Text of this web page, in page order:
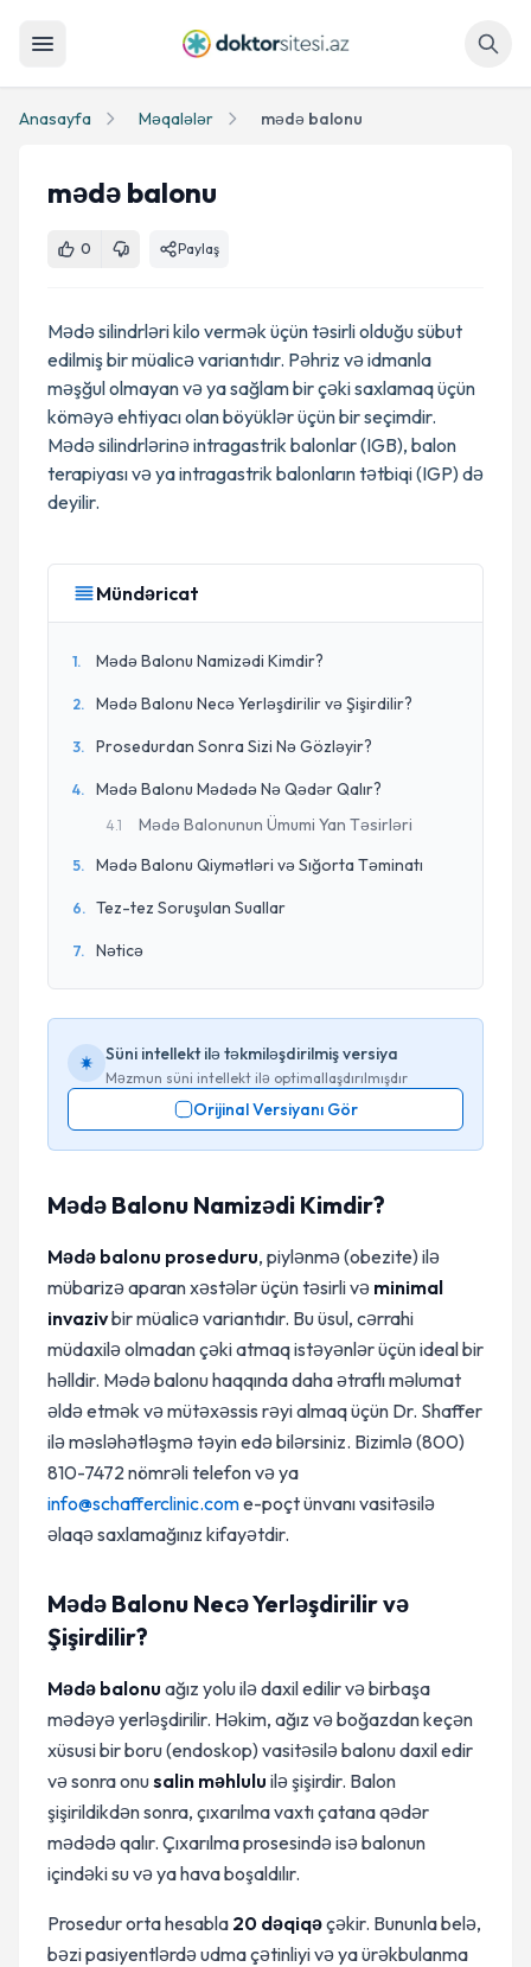
Anasayfa Məqalələr mədə balonu
mədə balonu
0 Paylaş
Mədə silindrləri kilo vermək üçün təsirli olduğu sübut
edilmiş bir müalicə variantıdır. Pəhriz və idmanla
məşğul olmayan və ya sağlam bir çəki saxlamaq üçün
köməyə ehtiyacı olan böyüklər üçün bir seçimdir.
Mədə silindrlərinə intragastrik balonlar (IGB), balon
terapiyası və ya intragastrik balonların tətbiqi (IGP) də
deyilir.
Mündəricat
1. Mədə Balonu Namizədi Kimdir?
2. Mədə Balonu Necə Yerləşdirilir və Şişirdilir?
3. Prosedurdan Sonra Sizi Nə Gözləyir?
4. Mədə Balonu Mədədə Nə Qədər Qalır?
4.1 Mədə Balonunun Ümumi Yan Təsirləri
5. Mədə Balonu Qiymətləri və Sığorta Təminatı
6. Tez-tez Soruşulan Suallar
7. Nəticə
Süni intellekt ilə təkmiləşdirilmiş versiya
Məzmun süni intellekt ilə optimallaşdırılmışdır
Orijinal Versiyanı Gör
Mədə Balonu Namizədi Kimdir?
Mədə balonu proseduru, piylənmə (obezite) ilə
mübarizə aparan xəstələr üçün təsirli və minimal
invazivbir müalicə variantıdır. Bu üsul, cərrahi
müdaxilə olmadan çəki atmaq istəyənlər üçün ideal bir
həlldir. Mədə balonu haqqında daha ətraflı məlumat
əldə etmək və mütəxəssis rəyi almaq üçün Dr. Shaffer
ilə məsləhətləşmə təyin edə bilərsiniz. Bizimlə (800)
810-7472 nömrəli telefon və ya
info@schafferclinic.come-poçt ünvanı vasitəsilə
əlaqə saxlamağınız kifayətdir.
Mədə Balonu Necə Yerləşdirilir və
Şişirdilir?
Mədə balonu ağız yolu ilə daxil edilir və birbaşa
mədəyə yerləşdirilir. Həkim, ağız və boğazdan keçən
xüsusi bir boru (endoskop) vasitəsilə balonu daxil edir
və sonra onusalin məhlulu ilə şişirdir. Balon
şişirildikdən sonra, çıxarılma vaxtı çatana qədər
mədədə qalır. Çıxarılma prosesində isə balonun
içindəki su və ya hava boşaldılır.
Prosedur orta hesabla 20 dəqiqəçəkir. Bununla belə,
bəzi pasiyentlərdə udma çətinliyi və ya ürəkbulanma